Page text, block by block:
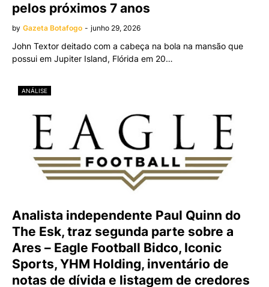
pelos próximos 7 anos
by Gazeta Botafogo - junho 29, 2026
John Textor deitado com a cabeça na bola na mansão que
possui em Jupiter Island, Flórida em 20…
ANÁLISE
Analista independente Paul Quinn do
The Esk, traz segunda parte sobre a
Ares – Eagle Football Bidco, Iconic
Sports, YHM Holding, inventário de
notas de dívida e listagem de credores